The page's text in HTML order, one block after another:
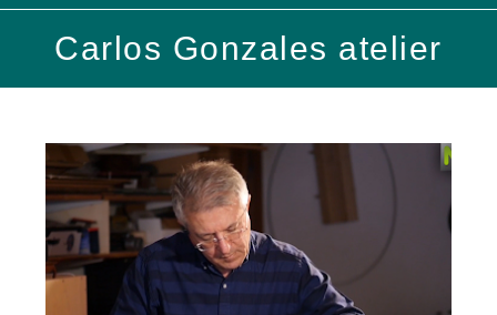
Carlos Gonzales atelier